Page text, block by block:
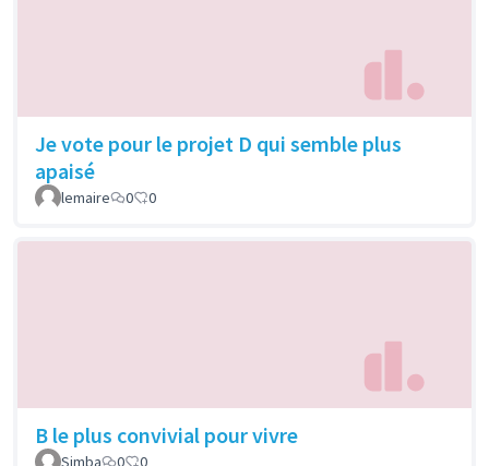
Je vote pour le projet D qui semble plus
apaisé
lemaire 0 0
B le plus convivial pour vivre
Simba 0 0